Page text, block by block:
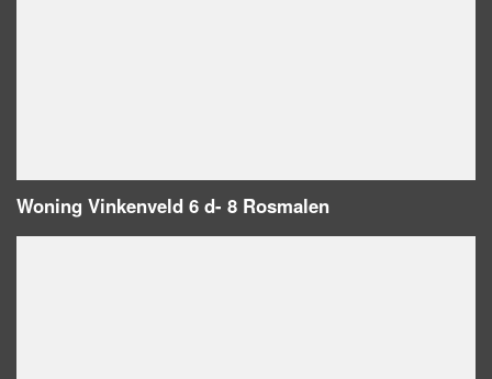
Woning Vinkenveld 6 d- 8 Rosmalen